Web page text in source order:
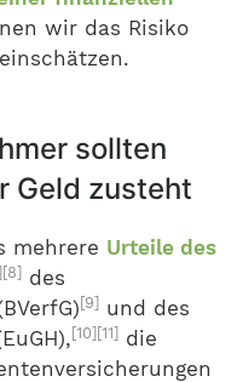
wir das Risiko
sollten
Geld zusteht
mehrere Urteile des
[8] des
[9] und des
[10][11] die